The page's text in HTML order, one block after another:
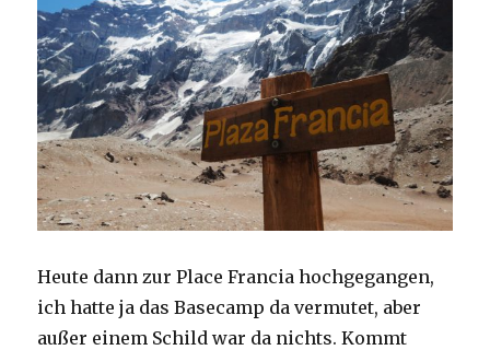
Heute dann zur Place Francia hochgegangen,
ich hatte ja das Basecamp da vermutet, aber
außer einem Schild war da nichts. Kommt